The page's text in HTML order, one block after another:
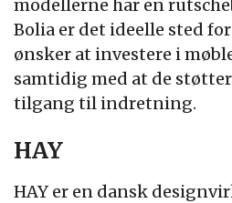
modellerne har en
Bolia er det ideelle sted
ønsker at investere i
samtidig med at de
tilgang til indretning.
HAY
HAY er en dansk